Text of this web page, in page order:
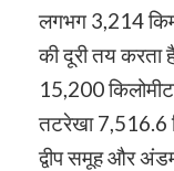
लगभग 3,214
की दूरी तय
15,200
तटरेखा 7,516.6
द्वीप समूह और